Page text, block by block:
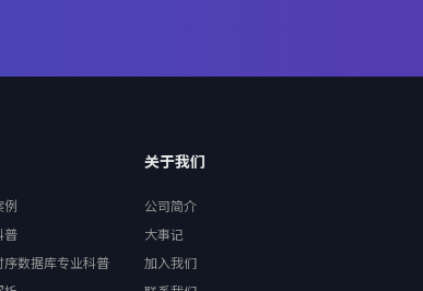
例
普
序数据库专业科普
关于我们
公司简介
大事记
加入我们